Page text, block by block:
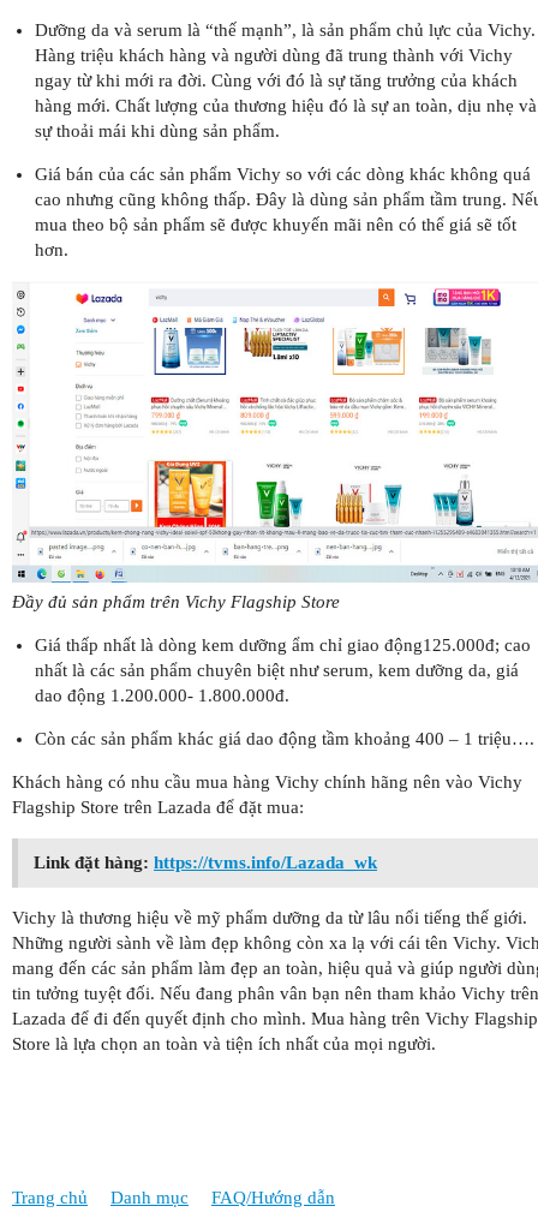
Dưỡng da và serum là “thế mạnh”, là sản phẩm chủ lực của Vichy.
Hàng triệu khách hàng và người dùng đã trung thành với Vichy
ngay từ khi mới ra đời. Cùng với đó là sự tăng trưởng của khách
hàng mới. Chất lượng của thương hiệu đó là sự an toàn, dịu nhẹ và
sự thoải mái khi dùng sản phẩm.
Giá bán của các sản phẩm Vichy so với các dòng khác không quá
cao nhưng cũng không thấp. Đây là dùng sản phẩm tầm trung.
mua theo bộ sản phẩm sẽ được khuyến mãi nên có thể giá sẽ tốt
hơn.
Đầy đủ sản phẩm trên Vichy Flagship Store
Giá thấp nhất là dòng kem dưỡng ẩm chỉ giao động125.000đ; cao
nhất là các sản phẩm chuyên biệt như serum, kem dưỡng da, giá
dao động 1.200.000- 1.800.000đ.
Còn các sản phẩm khác giá dao động tầm khoảng 400 – 1 triệu….
Khách hàng có nhu cầu mua hàng Vichy chính hãng nên vào Vichy
Flagship Store trên Lazada để đặt mua:
Link đặt hàng: https://tvms.info/Lazada_wk
Vichy là thương hiệu về mỹ phẩm dưỡng da từ lâu nổi tiếng thế giới.
Những người sành về làm đẹp không còn xa lạ với cái tên Vichy.
mang đến các sản phẩm làm đẹp an toàn, hiệu quả và giúp người
tin tưởng tuyệt đối. Nếu đang phân vân bạn nên tham khảo Vichy trên
Lazada để đi đến quyết định cho mình. Mua hàng trên Vichy Flagship
Store là lựa chọn an toàn và tiện ích nhất của mọi người.
Trang chủ Danh mục FAQ/Hướng dẫn